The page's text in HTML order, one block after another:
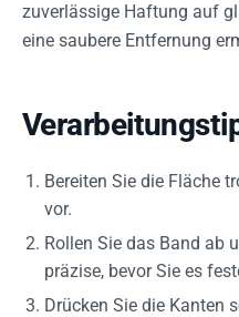
zuverlässige Haftung auf
eine saubere Entfernung
Bereiten Sie die Fläche
vor.
Rollen Sie das Band ab
präzise, bevor Sie es
Drücken Sie die Kanten